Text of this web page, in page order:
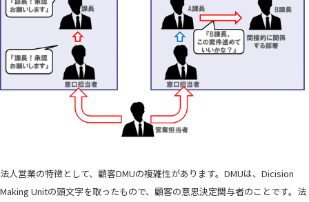
法人営業の特徴として、顧客DMUの複雑性があります。DMUは、Dicision
Making Unitの頭文字を取ったもので、顧客の意思決定関与者のことです。法